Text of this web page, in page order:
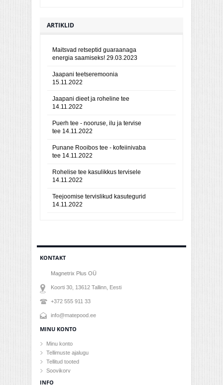
ARTIKLID
Maitsvad retseptid guaraanaga
energia saamiseks! 29.03.2023
Jaapani teetseremoonia
15.11.2022
Jaapani dieet ja roheline tee
14.11.2022
Puerh tee - nooruse, ilu ja tervise
tee 14.11.2022
Punane Rooibos tee - kofeiinivaba
tee 14.11.2022
Rohelise tee kasulikkus tervisele
14.11.2022
Teejoomise tervislikud kasutegurid
14.11.2022
KONTAKT
Magnetrix Plus OÜ
Koorti 30, 13612 Tallinn , Eesti
+372 555 911 33
info@matepood.ee
MINU KONTO
Minu konto
Tellimuste ajalugu
Tellitud tooted
Soovikorv
INFO